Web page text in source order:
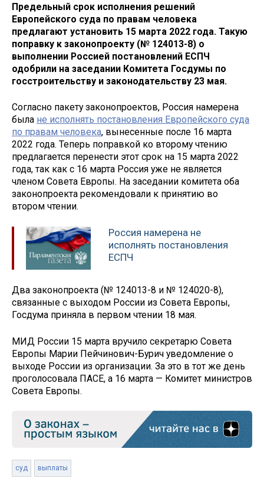
Предельный срок исполнения решений
Европейского суда по правам человека
предлагают установить 15 марта 2022 года. Такую
поправку к законопроекту (№ 124013-8) о
выполнении Россией постановлений ЕСПЧ
одобрили на заседании Комитета Госдумы по
госстроительству и законодательству 23 мая.
Согласно пакету законопроектов, Россия намерена
была не исполнять постановления Европейского суда
по правам человека, вынесенные после 16 марта
2022 года. Теперь поправкой ко второму чтению
предлагается перенести этот срок на 15 марта 2022
года, так как с 16 марта Россия уже не является
членом Совета Европы. На заседании комитета оба
законопроекта рекомендовали к принятию во
втором чтении.
Россия намерена не
исполнять постановления
ЕСПЧ
Два законопроекта (№ 124013-8 и № 124020-8),
связанные с выходом России из Совета Европы,
Госдума приняла в первом чтении 18 мая.
МИД России 15 марта вручило секретарю Совета
Европы Марии Пейчинович-Бурич уведомление о
выходе России из организации. За это в тот же день
проголосовала ПАСЕ, а 16 марта — Комитет министров
Совета Европы.
суд выплаты